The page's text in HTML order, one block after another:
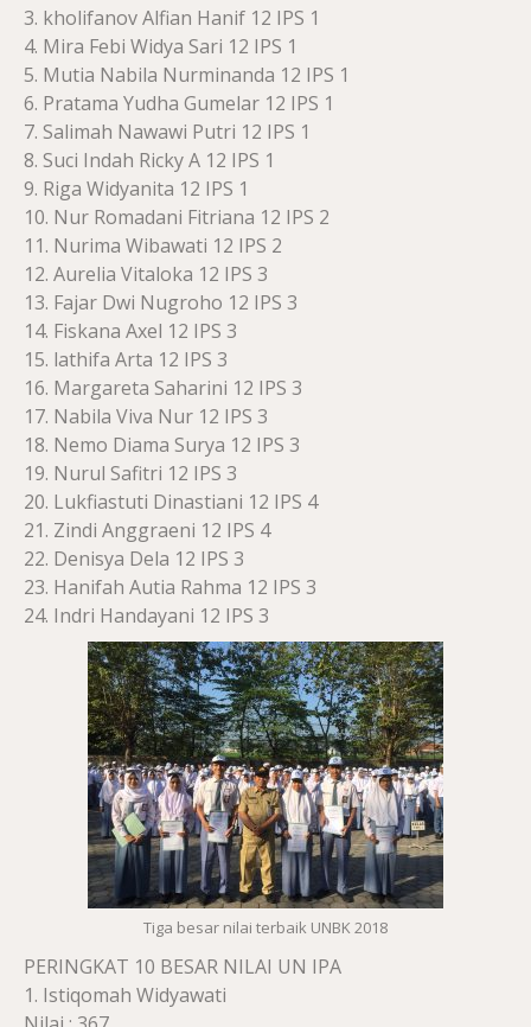
3. kholifanov Alfian Hanif 12 IPS 1
4. Mira Febi Widya Sari 12 IPS 1
5. Mutia Nabila Nurminanda 12 IPS 1
6. Pratama Yudha Gumelar 12 IPS 1
7. Salimah Nawawi Putri 12 IPS 1
8. Suci Indah Ricky A 12 IPS 1
9. Riga Widyanita 12 IPS 1
10. Nur Romadani Fitriana 12 IPS 2
11. Nurima Wibawati 12 IPS 2
12. Aurelia Vitaloka 12 IPS 3
13. Fajar Dwi Nugroho 12 IPS 3
14. Fiskana Axel 12 IPS 3
15. lathifa Arta 12 IPS 3
16. Margareta Saharini 12 IPS 3
17. Nabila Viva Nur 12 IPS 3
18. Nemo Diama Surya 12 IPS 3
19. Nurul Safitri 12 IPS 3
20. Lukfiastuti Dinastiani 12 IPS 4
21. Zindi Anggraeni 12 IPS 4
22. Denisya Dela 12 IPS 3
23. Hanifah Autia Rahma 12 IPS 3
24. Indri Handayani 12 IPS 3
Tiga besar nilai terbaik UNBK 2018
PERINGKAT 10 BESAR NILAI UN IPA
1. Istiqomah Widyawati